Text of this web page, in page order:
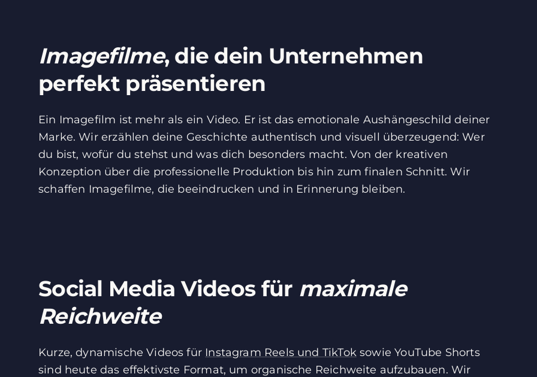
Imagefilme, die dein Unternehmen
perfekt präsentieren
Ein Imagefilm ist mehr als ein Video. Er ist das emotionale Aushängeschild deiner
Marke. Wir erzählen deine Geschichte authentisch und visuell überzeugend: Wer
du bist, wofür du stehst und was dich besonders macht. Von der kreativen
Konzeption über die professionelle Produktion bis hin zum finalen Schnitt. Wir
schaffen Imagefilme, die beeindrucken und in Erinnerung bleiben.
Social Media Videos für maximale
Reichweite
Kurze, dynamische Videos für Instagram Reels und TikToksowie YouTube Shorts
sind heute das effektivste Format, um organische Reichweite aufzubauen. Wir